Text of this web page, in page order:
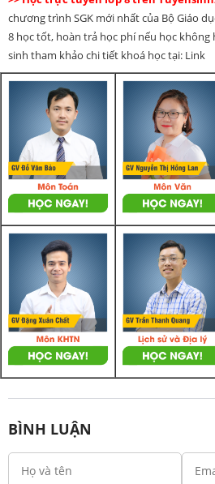
chương trình SGK mới nhất của Bộ Giáo
8 học tốt, hoàn trả học phí nếu học không
sinh tham khảo chi tiết khoá học tại: Link
BÌNH LUẬN